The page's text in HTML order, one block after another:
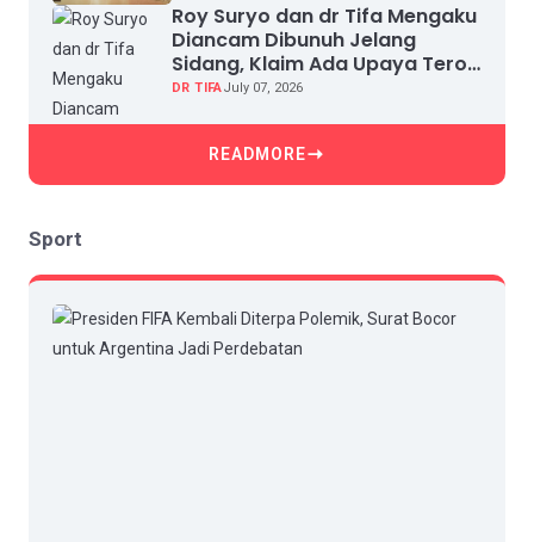
Roy Suryo dan dr Tifa Mengaku
Diancam Dibunuh Jelang
Sidang, Klaim Ada Upaya Teror
dan Intimidasi
DR TIFAJuly 07, 2026
READMORE
Sport